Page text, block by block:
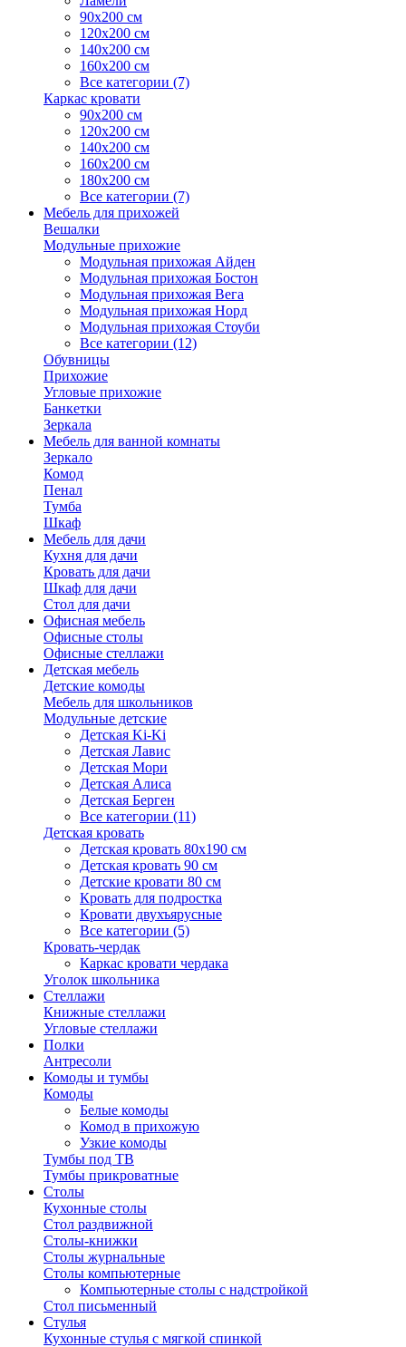
90х200 см
120х200 см
140х200 см
160х200 см
Все категории (7)
Каркас кровати
90х200 см
120х200 см
140х200 см
160х200 см
180х200 см
Все категории (7)
Мебель для прихожей
Вешалки
Модульные прихожие
Модульная прихожая Айден
Модульная прихожая Бостон
Модульная прихожая Вега
Модульная прихожая Норд
Модульная прихожая Стоуби
Все категории (12)
Обувницы
Прихожие
Угловые прихожие
Банкетки
Зеркала
Мебель для ванной комнаты
Зеркало
Комод
Пенал
Тумба
Шкаф
Мебель для дачи
Кухня для дачи
Кровать для дачи
Шкаф для дачи
Стол для дачи
Офисная мебель
Офисные столы
Офисные стеллажи
Детская мебель
Детские комоды
Мебель для школьников
Модульные детские
Детская Ki-Ki
Детская Лавис
Детская Мори
Детская Алиса
Детская Берген
Все категории (11)
Детская кровать
Детская кровать 80х190 см
Детская кровать 90 см
Детские кровати 80 см
Кровать для подростка
Кровати двухъярусные
Все категории (5)
Кровать-чердак
Каркас кровати чердака
Уголок школьника
Стеллажи
Книжные стеллажи
Угловые стеллажи
Полки
Антресоли
Комоды и тумбы
Комоды
Белые комоды
Комод в прихожую
Узкие комоды
Тумбы под ТВ
Тумбы прикроватные
Столы
Кухонные столы
Стол раздвижной
Столы-книжки
Столы журнальные
Столы компьютерные
Компьютерные столы с надстройкой
Стол письменный
Стулья
Кухонные стулья с мягкой спинкой